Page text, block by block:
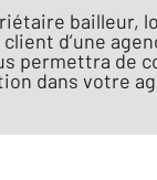
bailleur,
d’une
permettra de
dans votre